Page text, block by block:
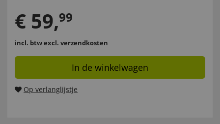
€ 59,99
incl. btwexcl. verzendkosten
In de winkelwagen
Op verlanglijstje